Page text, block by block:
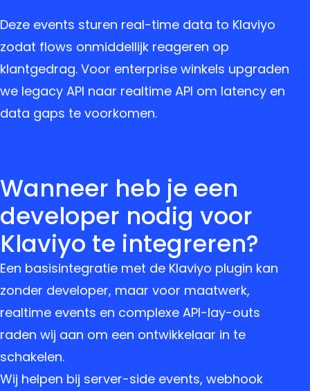
Deze events sturen real-time data to Klaviyo
zodat flows onmiddellijk reageren op
klantgedrag. Voor enterprise winkels upgraden
we legacy API naar realtime API om latency en
data gaps te voorkomen.
Wanneer heb je een
developer nodig voor
Klaviyo te integreren?
Een basisintegratie met de Klaviyo plugin kan
zonder developer, maar voor maatwerk,
realtime events en complexe API-lay-outs
raden wij aan om een ontwikkelaar in te
schakelen.
Wij helpen bij server-side events, webhook